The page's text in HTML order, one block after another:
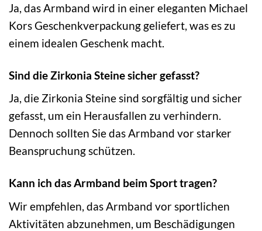
Ja, das Armband wird in einer eleganten Michael
Kors Geschenkverpackung geliefert, was es zu
einem idealen Geschenk macht.
Sind die Zirkonia Steine sicher gefasst?
Ja, die Zirkonia Steine sind sorgfältig und sicher
gefasst, um ein Herausfallen zu verhindern.
Dennoch sollten Sie das Armband vor starker
Beanspruchung schützen.
Kann ich das Armband beim Sport tragen?
Wir empfehlen, das Armband vor sportlichen
Aktivitäten abzunehmen, um Beschädigungen